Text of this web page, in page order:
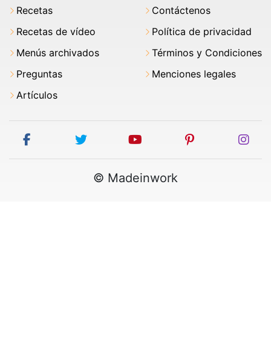
Recetas
Recetas de vídeo
Menús archivados
Preguntas
Artículos
Contáctenos
Política de privacidad
Términos y Condiciones
Menciones legales
facebook twitter youtube pinterest
© Madeinwork